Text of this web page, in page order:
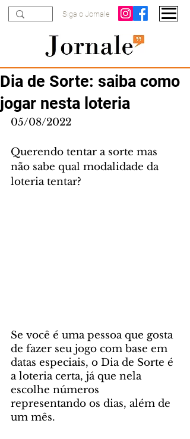
Siga o Jornale
Dia de Sorte: saiba como
jogar nesta loteria
05/08/2022
Querendo tentar a sorte mas
não sabe qual modalidade da
loteria tentar?
Se você é uma pessoa que gosta
de fazer seu jogo com base em
datas especiais, o Dia de Sorte é
a loteria certa, já que nela
escolhe números
representando os dias, além de
um mês.